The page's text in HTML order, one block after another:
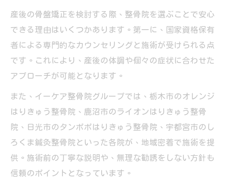
産後の骨盤矯正を検討する際、整骨院を選ぶことで安心
できる理由はいくつかあります。第一に、国家資格保有
者による専門的なカウンセリングと施術が受けられる点
です。これにより、産後の体調や個々の症状に合わせた
アプローチが可能となります。
また、イーケア整骨院グループでは、栃木市のオレンジ
はりきゅう整骨院、鹿沼市のライオンはりきゅう整骨
院、日光市のタンポポはりきゅう整骨院、宇都宮市のし
ろくま鍼灸整骨院といった各院が、地域密着で施術を提
供。施術前の丁寧な説明や、無理な勧誘をしない方針も
信頼のポイントとなっています。